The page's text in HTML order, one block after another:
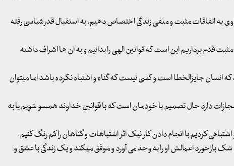
به اتفاقات مثبت و منفی زندگی اختصاص دهیم، به استقبال قدرشناسی رفته
قدم برداریم این است که قوانین الهی را بدانیم و به آن ها اشراف داشته
که انسان جایزالخطا است و کسی نیست که گناه و اشتباه نکرده باشد اما میتوان
دارد حال تصمیم با خودمان است که با قوانین خداوند همسو شویم یا به
کردیم با انجام دادن کار نیک اثر اشتباهات و گناهان را کم رنگ کنیم.
اعمالش او را به وجد می آورد و موفق میکند و یک زندگی با عشق و